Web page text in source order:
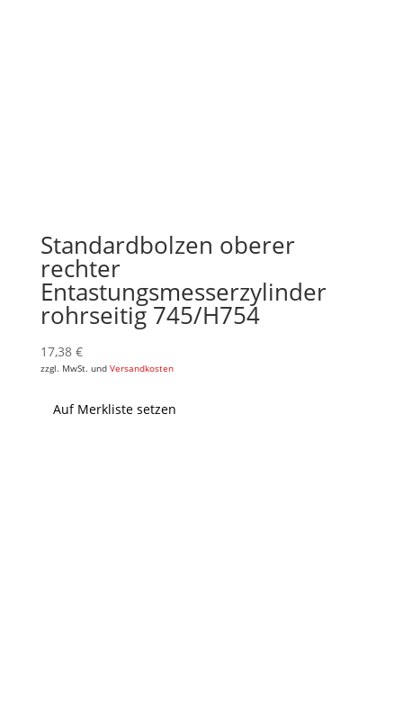
Standardbolzen oberer
rechter
Entastungsmesserzylinder
rohrseitig 745/H754
17,38 €
zzgl. MwSt. und Versandkosten
Auf Merkliste setzen